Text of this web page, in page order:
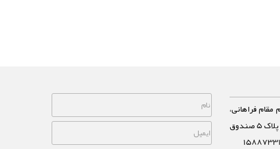
مقام فراهانی،
خیابان مشاهیر، نبش خیابان غفاری پلاک 5 صندوق